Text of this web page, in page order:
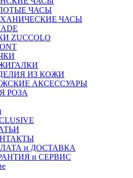
ЧАСЫ
ЧАСЫ
ZUCCOLO
ИЗ КОЖИ
АКСЕССУАРЫ
РОЗА
и ДОСТАВКА
и СЕРВИС